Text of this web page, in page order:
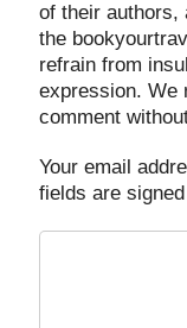
of their authors,
the
refrain from
expression. We
comment
Your email
fields are